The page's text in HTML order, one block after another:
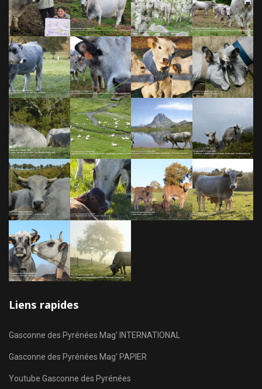
Liens rapides
Gasconne des Pyrénées Mag' INTERNATIONAL
Gasconne des Pyrénées Mag' PAPIER
Youtube Gasconne des Pyrénées